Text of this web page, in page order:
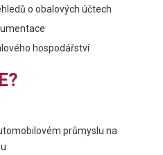
o obalových účtech
hospodářství
průmyslu na